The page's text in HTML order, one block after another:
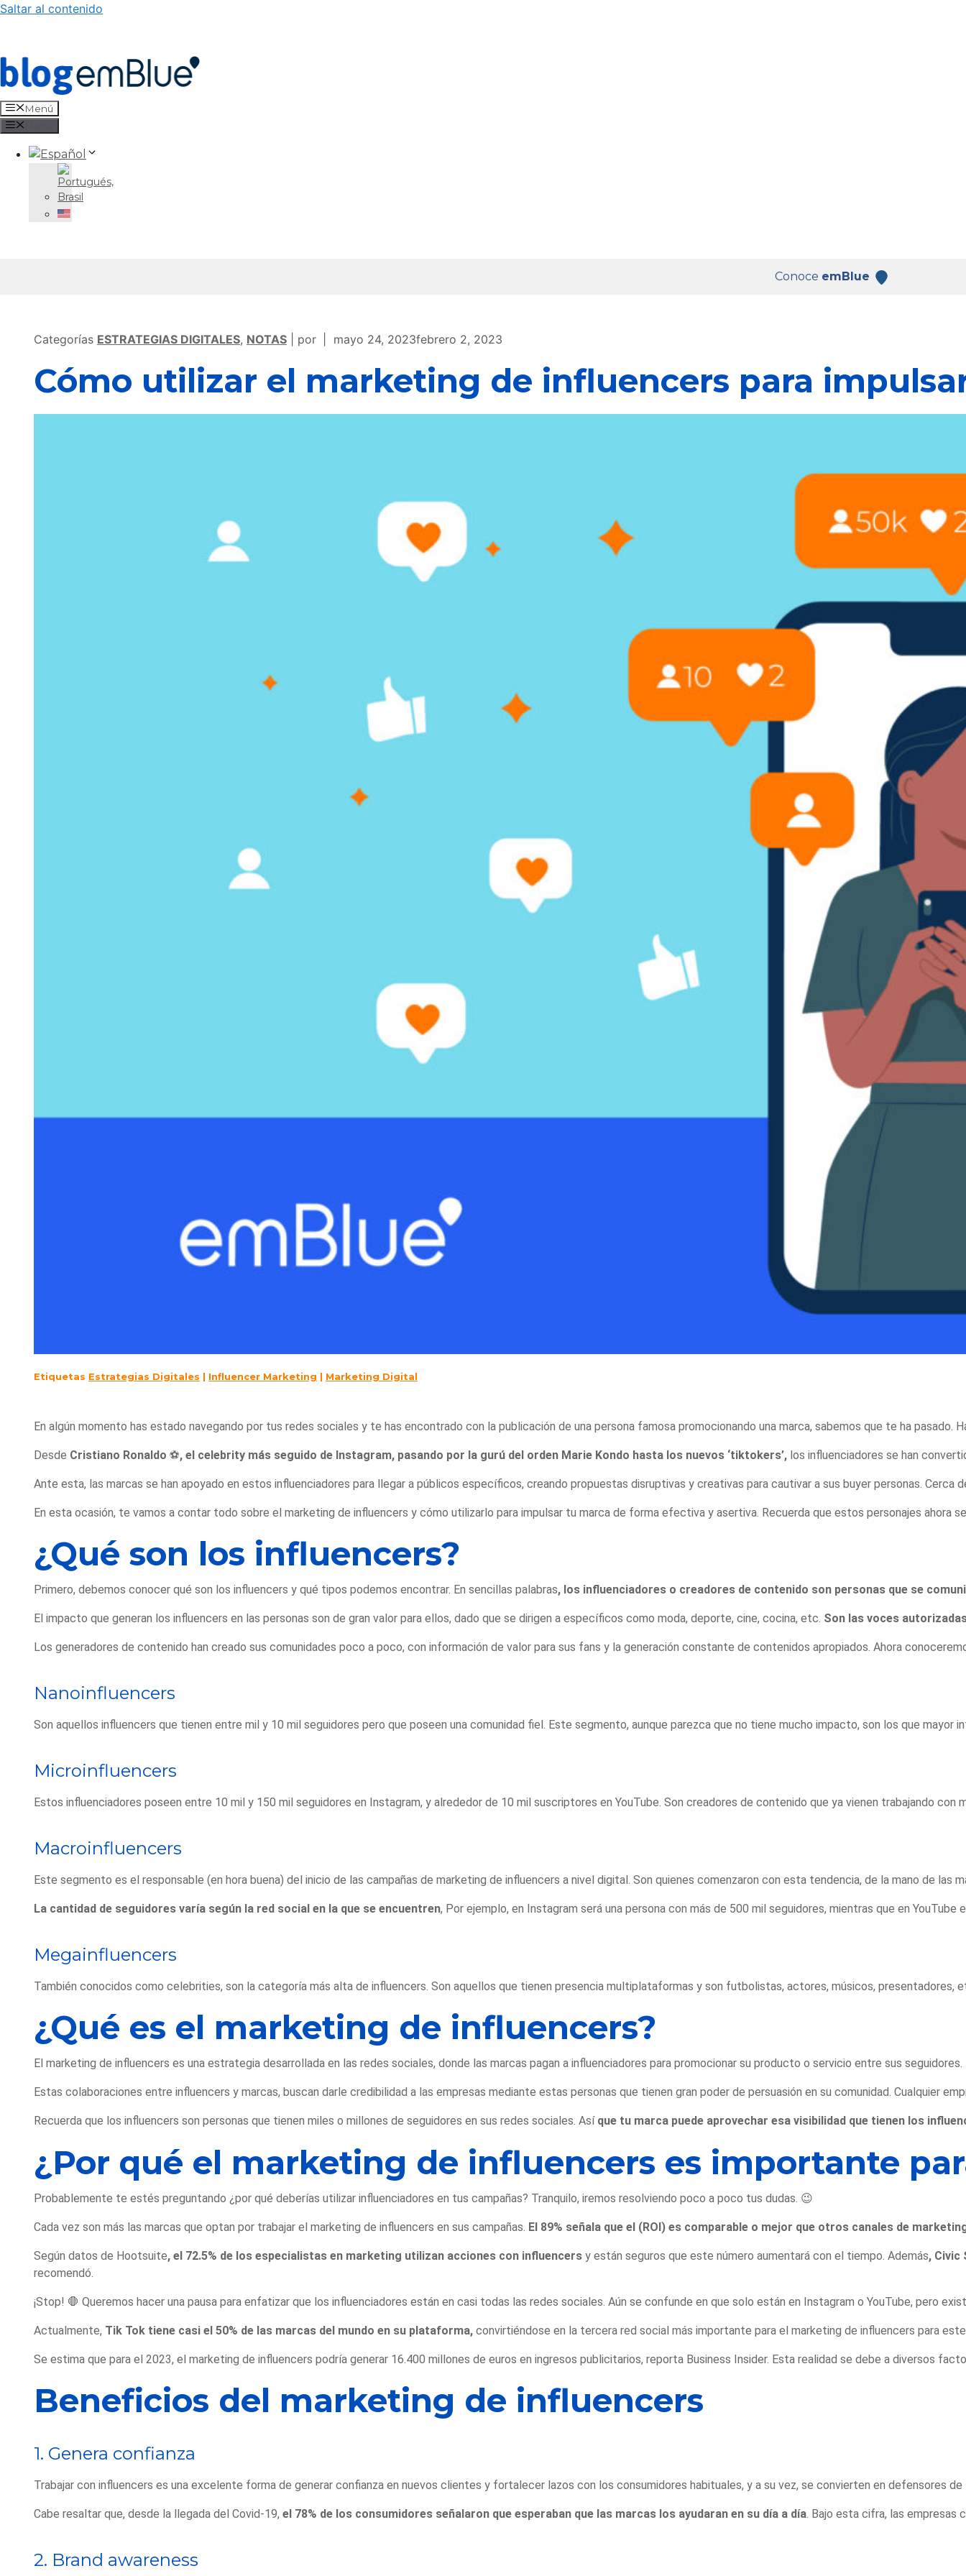
Saltar al contenido
Menú
Conoce emBlue
Categorías ESTRATEGIAS DIGITALES, NOTAS por mayo 24, 2023febrero 2, 2023
Cómo utilizar el marketing de influencers para
Etiquetas Estrategias Digitales | Influencer Marketing | Marketing Digital
En algún momento has estado navegando por tus redes sociales y te has encontrado con la publicación de una persona famosa promocionando una marca, sabemos que te ha pasado.
Desde Cristiano Ronaldo ⚽, el celebrity más seguido de Instagram, pasando por la gurú del orden Marie Kondo hasta los nuevos ‘tiktokers’, los influenciadores se han
Ante esta, las marcas se han apoyado en estos influenciadores para llegar a públicos específicos, creando propuestas disruptivas y creativas para cautivar a sus buyer personas. Cerca
En esta ocasión, te vamos a contar todo sobre el marketing de influencers y cómo utilizarlo para impulsar tu marca de forma efectiva y asertiva. Recuerda que estos personajes ahora
¿Qué son los influencers?
Primero, debemos conocer qué son los influencers y qué tipos podemos encontrar. En sencillas palabras, los influenciadores o creadores de contenido son personas que se
El impacto que generan los influencers en las personas son de gran valor para ellos, dado que se dirigen a específicos como moda, deporte, cine, cocina, etc. Son las voces
Los generadores de contenido han creado sus comunidades poco a poco, con información de valor para sus fans y la generación constante de contenidos apropiados. Ahora
Nanoinfluencers
Son aquellos influencers que tienen entre mil y 10 mil seguidores pero que poseen una comunidad fiel. Este segmento, aunque parezca que no tiene mucho impacto, son los que
Microinfluencers
Estos influenciadores poseen entre 10 mil y 150 mil seguidores en Instagram, y alrededor de 10 mil suscriptores en YouTube. Son creadores de contenido que ya vienen trabajando
Macroinfluencers
Este segmento es el responsable (en hora buena) del inicio de las campañas de marketing de influencers a nivel digital. Son quienes comenzaron con esta tendencia, de la mano de
La cantidad de seguidores varía según la red social en la que se encuentren, Por ejemplo, en Instagram será una persona con más de 500 mil seguidores, mientras que en
Megainfluencers
También conocidos como celebrities, son la categoría más alta de influencers. Son aquellos que tienen presencia multiplataformas y son futbolistas, actores, músicos, presentadores,
¿Qué es el marketing de influencers?
El marketing de influencers es una estrategia desarrollada en las redes sociales, donde las marcas pagan a influenciadores para promocionar su producto o servicio entre sus seguidores.
Estas colaboraciones entre influencers y marcas, buscan darle credibilidad a las empresas mediante estas personas que tienen gran poder de persuasión en su comunidad.
Recuerda que los influencers son personas que tienen miles o millones de seguidores en sus redes sociales. Así que tu marca puede aprovechar esa visibilidad que tienen los
¿Por qué el marketing de influencers es importante
Probablemente te estés preguntando ¿por qué deberías utilizar influenciadores en tus campañas? Tranquilo, iremos resolviendo poco a poco tus dudas. 😉
Cada vez son más las marcas que optan por trabajar el marketing de influencers en sus campañas. El 89% señala que el (ROI) es comparable o mejor que otros canales de
Según datos de Hootsuite, el 72.5% de los especialistas en marketing utilizan acciones con influencers y están seguros que este número aumentará con el tiempo. Además, Civic
recomendó.
¡Stop! 🛑 Queremos hacer una pausa para enfatizar que los influenciadores están en casi todas las redes sociales. Aún se confunde en que solo están en Instagram o YouTube, pero
Actualmente, Tik Tok tiene casi el 50% de las marcas del mundo en su plataforma, convirtiéndose en la tercera red social más importante para el marketing de influencers para
Se estima que para el 2023, el marketing de influencers podría generar 16.400 millones de euros en ingresos publicitarios, reporta Business Insider. Esta realidad se debe a diversos
Beneficios del marketing de influencers
1. Genera confianza
Trabajar con influencers es una excelente forma de generar confianza en nuevos clientes y fortalecer lazos con los consumidores habituales, y a su vez, se convierten en defensores de
Cabe resaltar que, desde la llegada del Covid-19, el 78% de los consumidores señalaron que esperaban que las marcas los ayudaran en su día a día. Bajo esta cifra, las empresas
2. Brand awareness